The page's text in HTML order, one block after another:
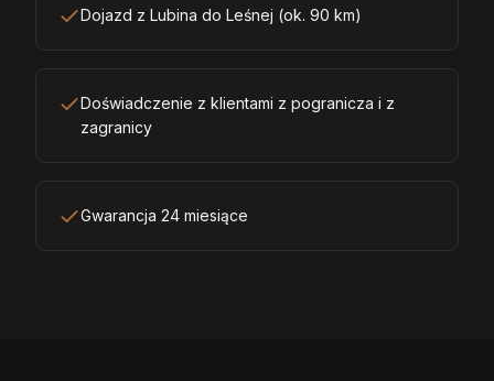
Dojazd z Lubina do Leśnej (ok. 90 km)
Doświadczenie z klientami z pogranicza i z
zagranicy
Gwarancja 24 miesiące